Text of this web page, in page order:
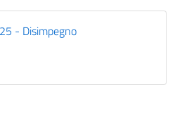
- Disimpegno